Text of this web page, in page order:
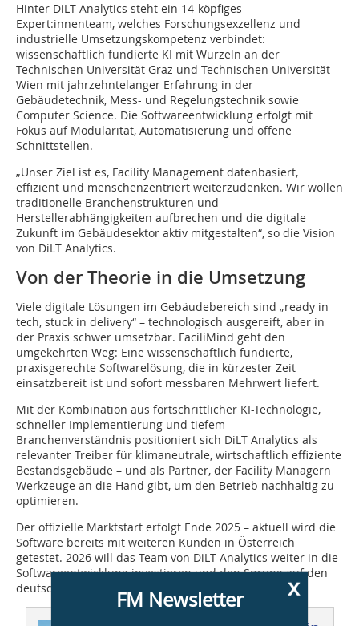
Hinter DiLT Analytics steht ein 14-köpfiges
Expert:innenteam, welches Forschungsexzellenz und
industrielle Umsetzungskompetenz verbindet:
wissenschaftlich fundierte KI mit Wurzeln an der
Technischen Universität Graz und Technischen Universität
Wien mit jahrzehntelanger Erfahrung in der
Gebäudetechnik, Mess- und Regelungstechnik sowie
Computer Science. Die Softwareentwicklung erfolgt mit
Fokus auf Modularität, Automatisierung und offene
Schnittstellen.
„Unser Ziel ist es, Facility Management datenbasiert,
effizient und menschenzentriert weiterzudenken. Wir wollen
traditionelle Branchenstrukturen und
Herstellerabhängigkeiten aufbrechen und die digitale
Zukunft im Gebäudesektor aktiv mitgestalten“, so die Vision
von DiLT Analytics.
Von der Theorie in die Umsetzung
Viele digitale Lösungen im Gebäudebereich sind „ready in
tech, stuck in delivery“ – technologisch ausgereift, aber in
der Praxis schwer umsetzbar. FaciliMind geht den
umgekehrten Weg: Eine wissenschaftlich fundierte,
praxisgerechte Softwarelösung, die in kürzester Zeit
einsatzbereit ist und sofort messbaren Mehrwert liefert.
Mit der Kombination aus fortschrittlicher KI-Technologie,
schneller Implementierung und tiefem
Branchenverständnis positioniert sich DiLT Analytics als
relevanter Treiber für klimaneutrale, wirtschaftlich effiziente
Bestandsgebäude – und als Partner, der Facility Managern
Werkzeuge an die Hand gibt, um den Betrieb nachhaltig zu
optimieren.
Der offizielle Marktstart erfolgt Ende 2025 – aktuell wird die
Software bereits mit weiteren Kunden in Österreich
getestet. 2026 will das Team von DiLT Analytics weiter in die
Softwareentwicklung investieren und den Sprung auf den
deutschen Markt vorbereiten.
x
FM Newsletter